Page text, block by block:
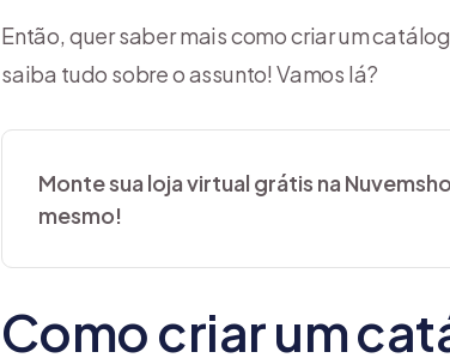
Então, quer saber mais como criar um
saiba tudo sobre o assunto! Vamos lá?
Monte sua loja virtual grátis na
mesmo!
Como criar um